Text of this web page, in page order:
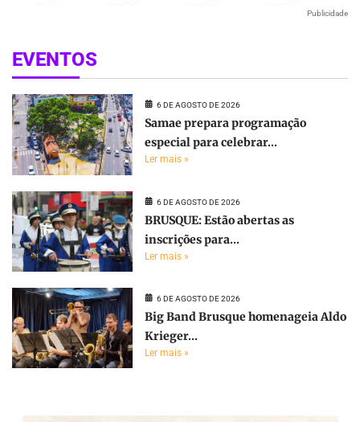
Publicidade
EVENTOS
6 DE AGOSTO DE 2026
Samae prepara programação
especial para celebrar...
Ler mais »
6 DE AGOSTO DE 2026
BRUSQUE: Estão abertas as
inscrições para...
Ler mais »
6 DE AGOSTO DE 2026
Big Band Brusque homenageia Aldo
Krieger...
Ler mais »